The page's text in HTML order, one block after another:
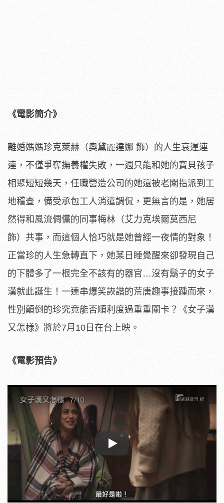
《電影簡介》
離婚媽媽珍克萊赫（奧黛麗達娜 飾）的人生衰運連
連，不僅爭奪撫養權失敗， 一週只能和她的寶貝孩子
相聚短短幾天， 任職營造公司的她還被老闆指派到工
地稽查， 備受承包工人消遣調侃，更無言的是， 她居
然得和風流倜儻的同事梅林（艾力克埃爾莫西尼
飾）共事，而這個人恰巧就是她曾經一夜情的對象！
正當珍的人生急轉直下， 她某日睡覺醒來卻發現自己
的下體多了一根完全不該有的器官…沒有鬍子的女子
漢就此誕生！一連串爆笑詼諧的荒唐趣事接踵而來，
性別顛倒的珍究竟能否順利度過重重關卡？《女子漢
又怎樣》將於7月10日在台上映。
《電影預告》
Play